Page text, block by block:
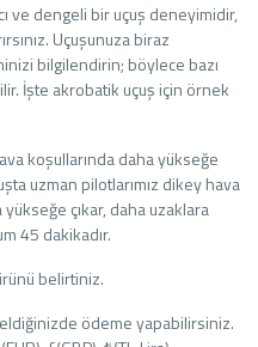
ve dengeli bir uçuş deneyimidir,
Uçuşunuza biraz
bilgilendirin; böylece bazı
İşte akrobatik uçuş için örnek
koşullarında daha yükseğe
uzman pilotlarımız dikey hava
çıkar, daha uzaklara
45 dakikadır.
belirtiniz.
ödeme yapabilirsiniz.